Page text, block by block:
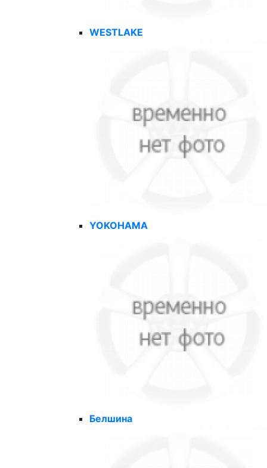
WESTLAKE
YOKOHAMA
Белшина